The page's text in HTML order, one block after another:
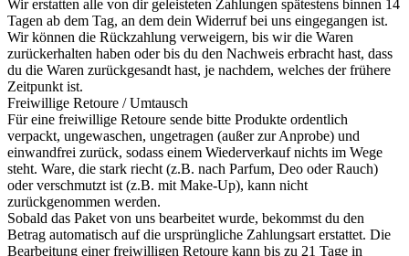
Wir erstatten alle von dir geleisteten Zahlungen spätestens binnen 14
Tagen ab dem Tag, an dem dein Widerruf bei uns eingegangen ist.
Wir können die Rückzahlung verweigern, bis wir die Waren
zurückerhalten haben oder bis du den Nachweis erbracht hast, dass
du die Waren zurückgesandt hast, je nachdem, welches der frühere
Zeitpunkt ist.
Freiwillige Retoure / Umtausch
Für eine freiwillige Retoure sende bitte Produkte ordentlich
verpackt, ungewaschen, ungetragen (außer zur Anprobe) und
einwandfrei zurück, sodass einem Wiederverkauf nichts im Wege
steht. Ware, die stark riecht (z.B. nach Parfum, Deo oder Rauch)
oder verschmutzt ist (z.B. mit Make-Up), kann nicht
zurückgenommen werden.
Sobald das Paket von uns bearbeitet wurde, bekommst du den
Betrag automatisch auf die ursprüngliche Zahlungsart erstattet. Die
Bearbeitung einer freiwilligen Retoure kann bis zu 21 Tage in